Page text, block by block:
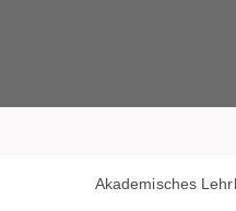
Akademisches